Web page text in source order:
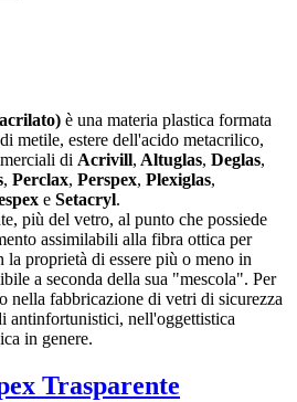
è una materia plastica formata
metile, estere dell'acido metacrilico,
di Acrivill, Altuglas, Deglas,
, Perclax, Perspex, Plexiglas,
e Setacryl.
più del vetro, al punto che possiede
assimilabili alla fibra ottica per
la proprietà di essere più o meno in
a seconda della sua "mescola". Per
nella fabbricazione di vetri di sicurezza
antinfortunistici, nell'oggettistica
in genere.
Trasparente